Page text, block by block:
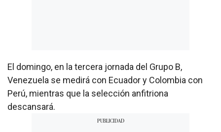
El domingo, en la tercera jornada del Grupo B,
Venezuela se medirá con Ecuador y Colombia con
Perú, mientras que la selección anfitriona
descansará.